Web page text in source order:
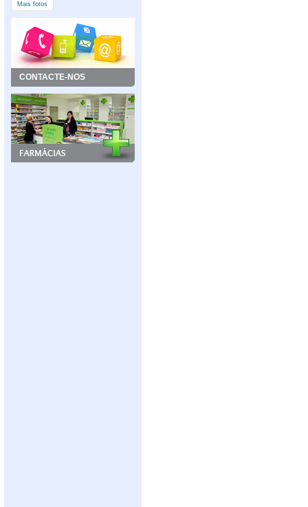
Mais fotos
CONTACTE-NOS